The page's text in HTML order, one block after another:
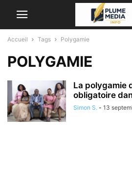
Accueil Tags Polygamie
POLYGAMIE
La polygamie
obligatoire
Simon S. - 13